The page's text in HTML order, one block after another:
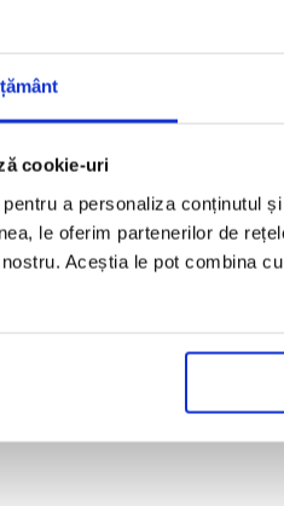
cookie-uri
a personaliza conținutul
le oferim partenerilor de
Aceștia le pot combina
200, 400,
60,